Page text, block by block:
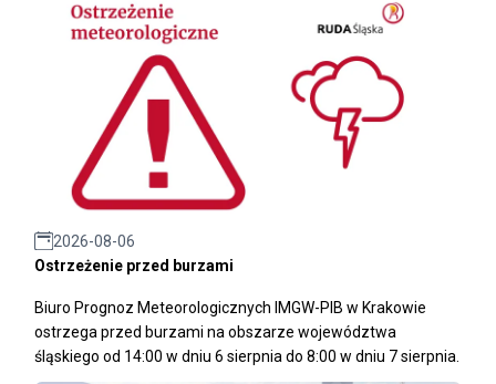
2026-08-06
Ostrzeżenie przed burzami
Biuro Prognoz Meteorologicznych IMGW-PIB w Krakowie
ostrzega przed burzami na obszarze województwa
śląskiego od 14:00 w dniu 6 sierpnia do 8:00 w dniu 7 sierpnia.